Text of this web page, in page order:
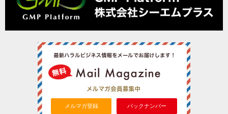
メルマガ登録 バックナンバー